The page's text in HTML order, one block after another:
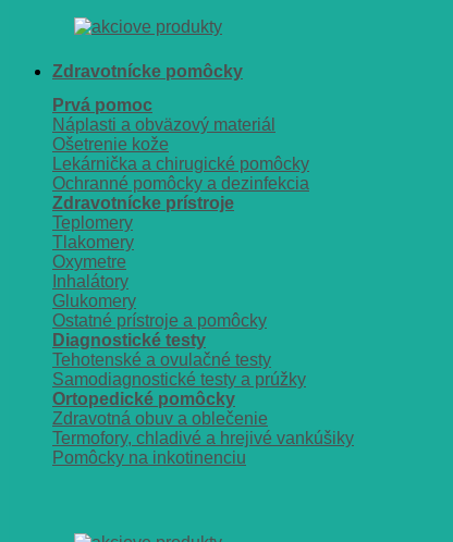
Zdravotnícke pomôcky
Prvá pomoc
Náplasti a obväzový materiál
Ošetrenie kože
Lekárnička a chirugické pomôcky
Ochranné pomôcky a dezinfekcia
Zdravotnícke prístroje
Teplomery
Tlakomery
Oxymetre
Inhalátory
Glukomery
Ostatné prístroje a pomôcky
Diagnostické testy
Tehotenské a ovulačné testy
Samodiagnostické testy a prúžky
Ortopedické pomôcky
Zdravotná obuv a oblečenie
Termofory, chladivé a hrejivé vankúšiky
Pomôcky na inkotinenciu